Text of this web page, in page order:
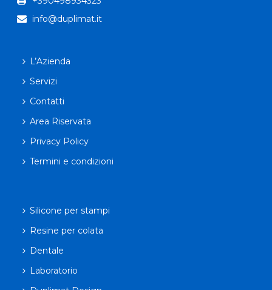
info@duplimat.it
L’Azienda
Servizi
Contatti
Area Riservata
Privacy Policy
Termini e condizioni
Silicone per stampi
Resine per colata
Dentale
Laboratorio